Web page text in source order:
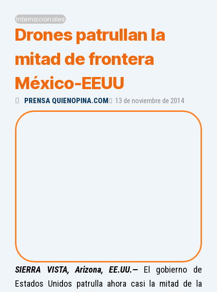
Internacionales
Drones patrullan la
mitad de frontera
México-EEUU
PRENSA QUIENOPINA.COM 13 de noviembre de 2014
SIERRA VISTA, Arizona, EE.UU.— El gobierno de
Estados Unidos patrulla ahora casi la mitad de la